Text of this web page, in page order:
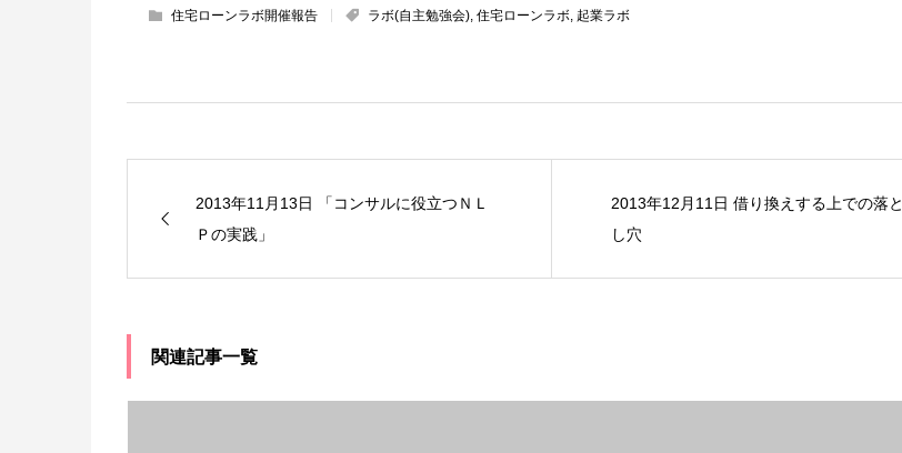
住宅ローンラボ開催報告 ラボ(自主勉強会), 住宅ローンラボ, 起業ラボ
2013年11月13日 「コンサルに役立つＮＬ
Ｐの実践」
2013年12月11日 借り換えする上での落と
し穴
関連記事一覧